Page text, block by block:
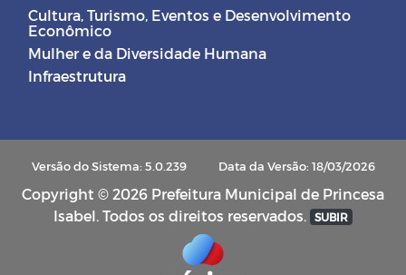
Cultura, Turismo, Eventos e Desenvolvimento
Econômico
Mulher e da Diversidade Humana
Infraestrutura
Versão do Sistema: 5.0.239 Data da Versão: 18/03/2026
Copyright © 2026 Prefeitura Municipal de Princesa
Isabel. Todos os direitos reservados. SUBIR